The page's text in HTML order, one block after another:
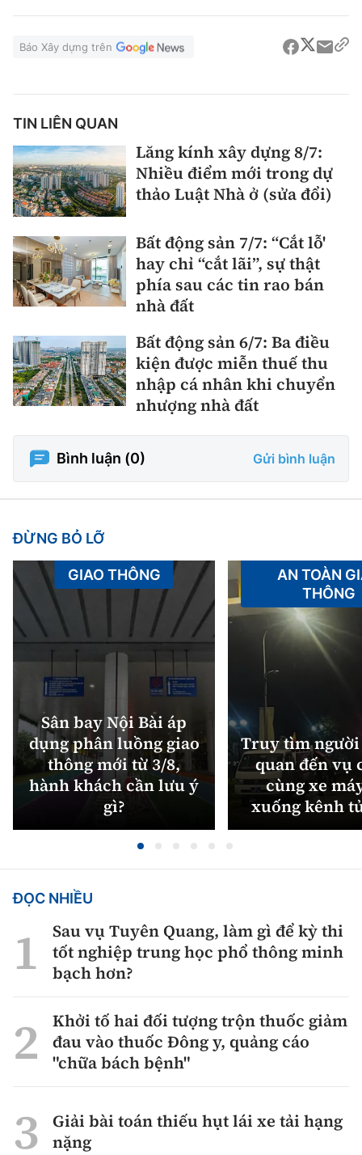
Đường sắt đô thị
Thi viết về GTVT
Chung tay vì ATGT
Lao động - Công đoàn
Điện ảnh
Tư vấn
Thời sự Quốc tế
Hồ sơ tài liệu
Thế giới giao thông
Thế giới xây dựng
Đi ++
Du lịch
Khám phá
Lối sống
Ẩm thực
Video
Thời sự
Khám phá
Camera giao thông
Câu chuyện giao thông
Giải trí - Thể thao
Cơ quan chủ quản: Bộ Xây dựng
Giấy phép số: 03/GP-BVHTTDL, cấp ngày 1/4/2025.
Tòa soạn: Số 2 Nguyễn Công Hoan, phường Giảng Võ,
Hà Nội.
Phó Tổng biên tập:Nguyễn Sơn Tùng,
0901 514 7990915 057 282
Email:
bandoc@baoxaydung.vn
Cấm sao chép dưới mọi hình thức nếu không có sự
chấp thuận bằng văn bản.
Thông tin tòa
soạn
Báo Xây dựng trên
TIN LIÊN QUAN
Lăng kính xây dựng 8/7:
Nhiều điểm mới trong dự
thảo Luật Nhà ở (sửa đổi)
Bất động sản 7/7: “Cắt lỗ'
hay chỉ “cắt lãi”, sự thật
phía sau các tin rao bán
nhà đất
Bất động sản 6/7: Ba điều
kiện được miễn thuế thu
nhập cá nhân khi chuyển
nhượng nhà đất
Bình luận (0) Gửi bình luận
ĐỪNG BỎ LỠ
Sân bay Nội Bài áp
dụng phân luồng giao
thông mới từ 3/8,
hành khách cần lưu ý
gì?
GIAO THÔNG
Truy tìm
quan đến vụ
cùng xe
xuống kênh
AN TOÀN
THÔNG
ĐỌC NHIỀU
Sau vụ Tuyên Quang, làm gì để kỳ thi
tốt nghiệp trung học phổ thông minh
bạch hơn?
Khởi tố hai đối tượng trộn thuốc giảm
đau vào thuốc Đông y, quảng cáo
"chữa bách bệnh"
Giải bài toán thiếu hụt lái xe tải hạng
nặng